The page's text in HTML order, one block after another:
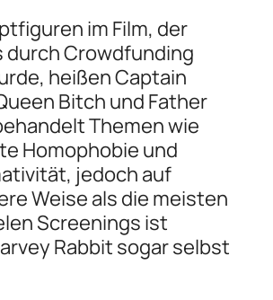
im Film, der
Crowdfunding
heißen Captain
Bitch und Father
Themen wie
Homophobie und
jedoch auf
Weise als die meisten
Screenings ist
Rabbit sogar selbst